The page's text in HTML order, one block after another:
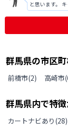
と思います。
パクトなので
温泉を利用で
群馬県の市区
前橋市(2) 高崎市(
群馬県内で特
カートナビあり (28)